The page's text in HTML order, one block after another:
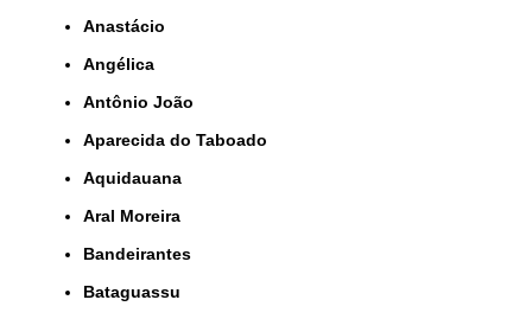
Anastácio
Angélica
Antônio João
Aparecida do Taboado
Aquidauana
Aral Moreira
Bandeirantes
Bataguassu